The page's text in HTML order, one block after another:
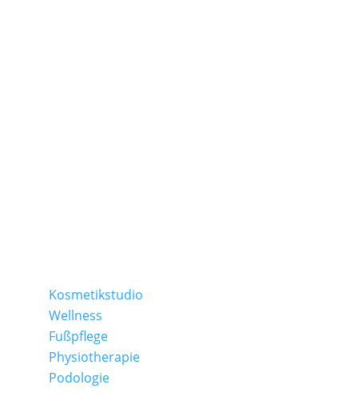
Kosmetikstudio
Wellness
Fußpflege
Physiotherapie
Podologie